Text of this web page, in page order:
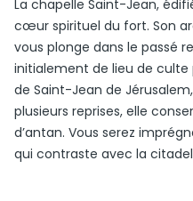
La chapelle Saint-Jean,
cœur spirituel du fort. Son
vous plonge dans le passé
initialement de lieu de culte
de Saint-Jean de
plusieurs reprises, elle
d’antan. Vous serez
qui contraste avec la